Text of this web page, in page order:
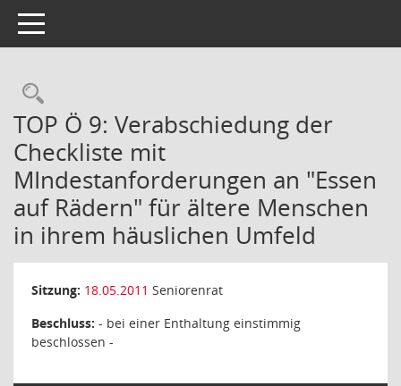
Toggle navigation
Rechercheauswahl
TOP Ö 9: Verabschiedung der
Checkliste mit
MIndestanforderungen an "Essen
auf Rädern" für ältere Menschen
in ihrem häuslichen Umfeld
Sitzung: 18.05.2011 Seniorenrat
Beschluss: - bei einer Enthaltung einstimmig
beschlossen -